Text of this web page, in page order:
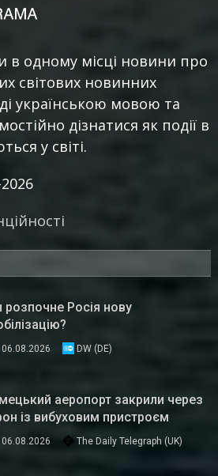
в одному місці новини про
світових новинних
українською мовою та
дізнатися як події в
у світі.
розпочне Росія нову
06.08.2026 DW (DE)
аеропорт закрили через
із вибуховим пристроєм
06.08.2026 The Daily Telegraph (UK)